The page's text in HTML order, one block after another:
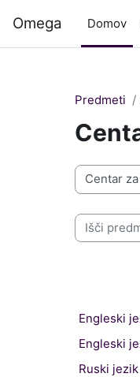
Omega Domov
Predmeti
Kategorije
Išči
Engleski
Engleski
Ruski